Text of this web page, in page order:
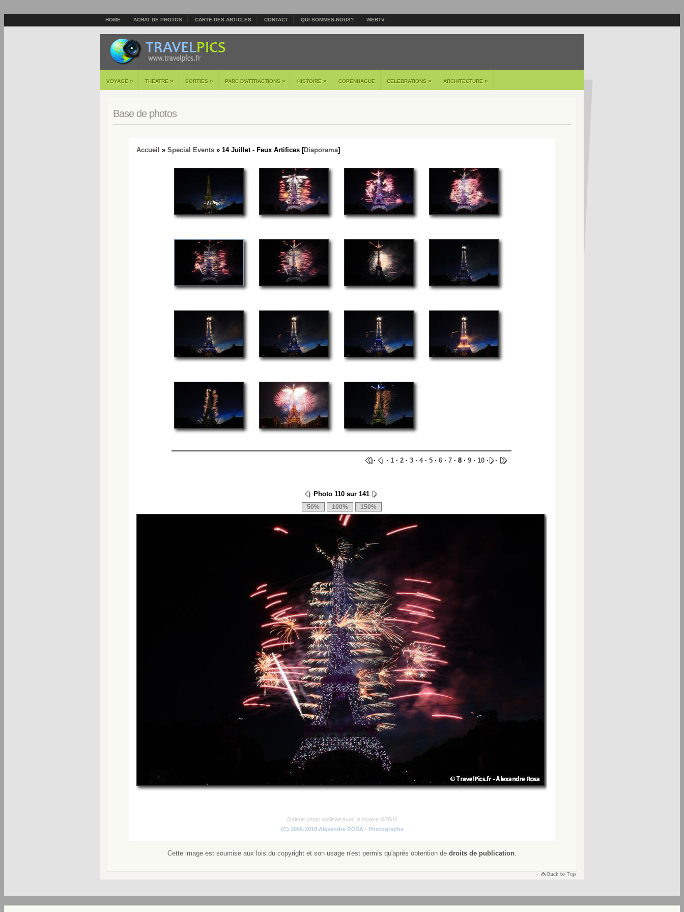
HOME ACHAT DE PHOTOS CARTE DES ARTICLES CONTACT QUI SOMMES-NOUS? WEBTV
VOYAGE » THEATRE » SORTIES » PARC D'ATTRACTIONS » HISTOIRE » COPENHAGUE CELEBRATIONS » ARCHITECTURE »
Base de photos
Accueil » Special Events » 14 Juillet - Feux Artifices [Diaporama]
· · 1 · 2 · 3 · 4· 5 · 6 · 7 · 8 · 9 · 10 · ·
Photo 110 sur 141
Galerie photo realisee avec le moteur SPGM
(C) 2006-2010 Alexandre ROSA - Photographe
Cette image est soumise aux lois du copyright et son usage n'est permis qu'après obtention de droits de publication.